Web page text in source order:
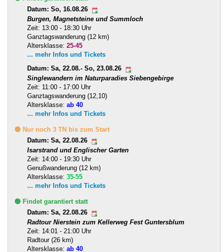
Datum: So, 16.08.26
Burgen, Magnetsteine und Summloch
Zeit: 13:00 - 18:30 Uhr
Ganztagswanderung (12 km)
Altersklasse: 25-45
... mehr Infos und Tickets
Datum: Sa, 22.08.- So, 23.08.26
Singlewandern im Naturparadies Siebengebirge
Zeit: 11:00 - 17:00 Uhr
Ganztagswanderung (12,10)
Altersklasse: ab 40
... mehr Infos und Tickets
🟡 Nur noch 3 TN bis zum Start
Datum: Sa, 22.08.26
Isarstrand und Englischer Garten
Zeit: 14:00 - 19:30 Uhr
Genußwanderung (12 km)
Altersklasse: 35-55
... mehr Infos und Tickets
🟢 Findet garantiert statt
Datum: Sa, 22.08.26
Radtour Nierstein zum Kellerweg Fest Guntersblum
Zeit: 14:01 - 21:00 Uhr
Radtour (26 km)
Altersklasse: ab 40